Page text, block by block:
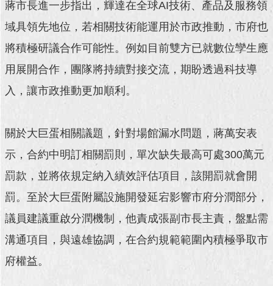
首
頁
網
站
導
覽
見
問
答
時
新
聞
澄
蔣市長進一步指出，輝達在全球AI技術、產品及服務領
域具領先地位，若相關技術能運用於市政推動，市府也
將積極研議合作可能性。例如目前雙方已就數位孿生應
用展開合作，團隊將持續對接交流，期盼透過科技導
入，讓市政推動更加順利。
關於大巨蛋相關議題，針對場館漏水問題，蔣萬安表
示，合約中明訂相關罰則，單次缺失最高可處300萬元
罰款，並將依規定納入績效評估項目，該開罰就會開
罰。至於大巨蛋附屬設施開發延宕影響市府分潤部分，
議員建議重啟分潤機制，他責成張副市長主責，盤點需
溝通項目，與遠雄協調，在合約規範範圍內積極爭取市
府權益。